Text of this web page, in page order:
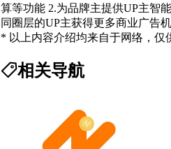
算等功能 2.为品牌主提供UP主智
同圈层的UP主获得更多商业广告机
* 以上内容介绍均来自于网络，仅
相关导航